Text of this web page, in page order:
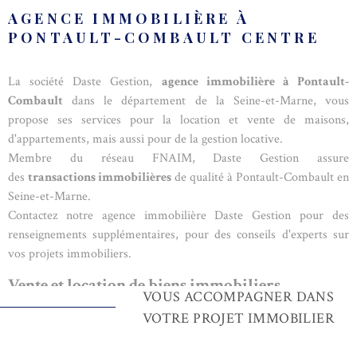
AGENCE IMMOBILIÈRE À
PONTAULT-COMBAULT CENTRE
La société Daste Gestion, agence immobilière à Pontault-
Combault dans le département de la Seine-et-Marne, vous
propose ses services pour la location et vente de maisons,
d'appartements, mais aussi pour de la gestion locative.
Membre du réseau FNAIM, Daste Gestion assure
des transactions immobilièresde qualité à Pontault-Combault en
Seine-et-Marne.
Contactez notre agence immobilière Daste Gestion pour des
renseignements supplémentaires, pour des conseils d'experts sur
vos projets immobiliers.
Vente et location de biens immobiliers
L'agence Daste Gestion à Pontault-Combault en Seine-et-Marne et
VOUS ACCOMPAGNER DANS
VOTRE PROJET IMMOBILIER